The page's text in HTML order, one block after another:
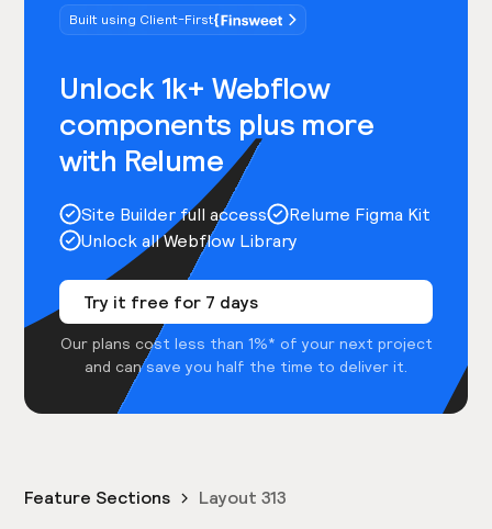
Built using Client-First
Unlock 1k+ Webflow
components plus more
with Relume
Site Builder full access
Relume Figma Kit
Unlock all Webflow Library
Try it free for 7 days
Our plans cost less than 1%* of your next project
and can save you half the time to deliver it.
Feature Sections Layout 313